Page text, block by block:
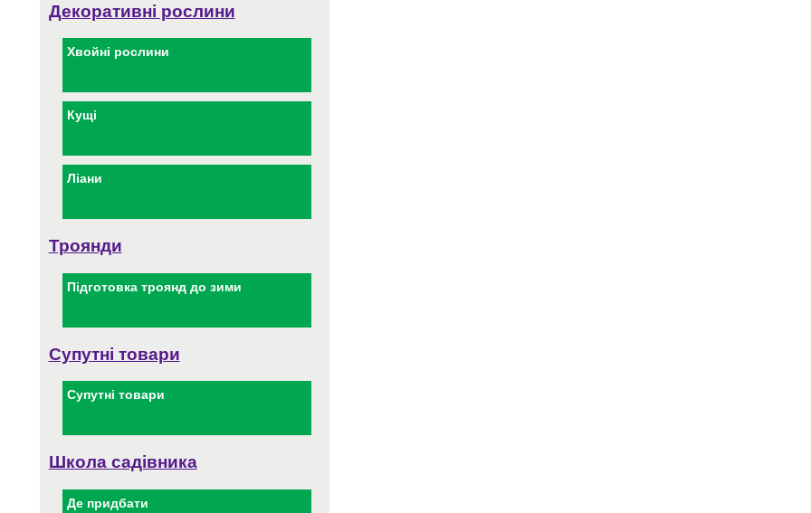
Декоративні рослини
Хвойні рослини
Кущі
Ліани
Троянди
Підготовка троянд до зими
Супутні товари
Супутні товари
Школа садівника
Де придбати